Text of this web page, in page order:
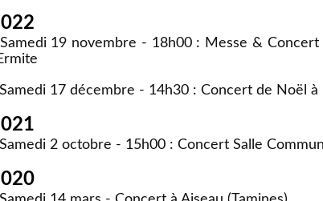
19 novembre - 18h00 : Messe & Concert
17 décembre - 14h30 : Concert de Noël à
2 octobre - 15h00 : Concert Salle